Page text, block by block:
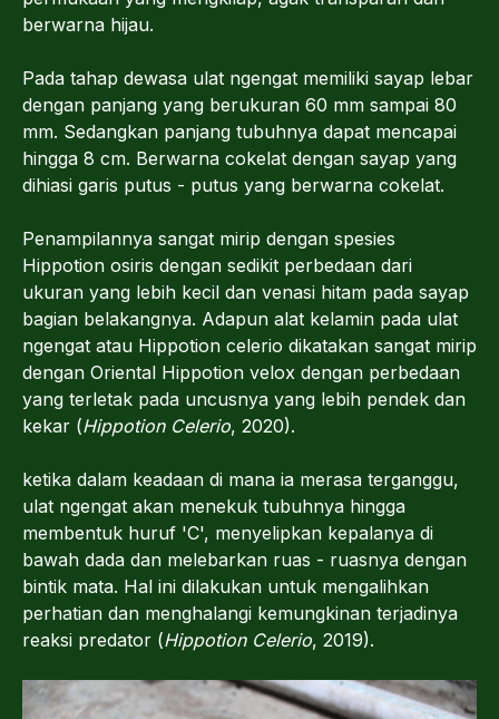
berwarna hijau.
Pada tahap dewasa ulat ngengat memiliki sayap lebar
dengan panjang yang berukuran 60 mm sampai 80
mm. Sedangkan panjang tubuhnya dapat mencapai
hingga 8 cm. Berwarna cokelat dengan sayap yang
dihiasi garis putus - putus yang berwarna cokelat.
Penampilannya sangat mirip dengan spesies
Hippotion osiris dengan sedikit perbedaan dari
ukuran yang lebih kecil dan venasi hitam pada sayap
bagian belakangnya. Adapun alat kelamin pada ulat
ngengat atau Hippotion celerio dikatakan sangat mirip
dengan Oriental Hippotion velox dengan perbedaan
yang terletak pada uncusnya yang lebih pendek dan
kekar (Hippotion Celerio, 2020).
ketika dalam keadaan di mana ia merasa terganggu,
ulat ngengat akan menekuk tubuhnya hingga
membentuk huruf 'C', menyelipkan kepalanya di
bawah dada dan melebarkan ruas - ruasnya dengan
bintik mata. Hal ini dilakukan untuk mengalihkan
perhatian dan menghalangi kemungkinan terjadinya
reaksi predator (Hippotion Celerio, 2019).